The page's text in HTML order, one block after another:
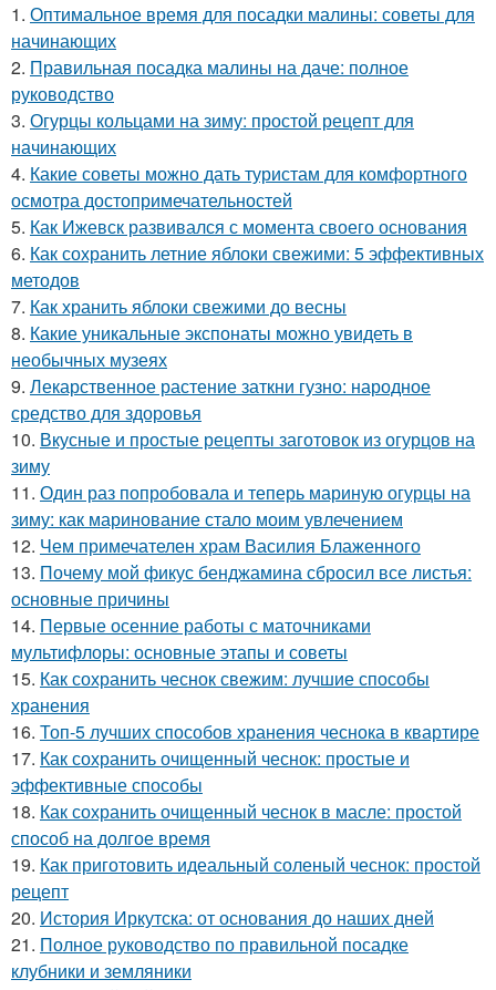
1. Оптимальное время для посадки малины: советы для
начинающих
2. Правильная посадка малины на даче: полное
руководство
3. Огурцы кольцами на зиму: простой рецепт для
начинающих
4. Какие советы можно дать туристам для комфортного
осмотра достопримечательностей
5. Как Ижевск развивался с момента своего основания
6. Как сохранить летние яблоки свежими: 5 эффективных
методов
7. Как хранить яблоки свежими до весны
8. Какие уникальные экспонаты можно увидеть в
необычных музеях
9. Лекарственное растение заткни гузно: народное
средство для здоровья
10. Вкусные и простые рецепты заготовок из огурцов на
зиму
11. Один раз попробовала и теперь мариную огурцы на
зиму: как маринование стало моим увлечением
12. Чем примечателен храм Василия Блаженного
13. Почему мой фикус бенджамина сбросил все листья:
основные причины
14. Первые осенние работы с маточниками
мультифлоры: основные этапы и советы
15. Как сохранить чеснок свежим: лучшие способы
хранения
16. Топ-5 лучших способов хранения чеснока в квартире
17. Как сохранить очищенный чеснок: простые и
эффективные способы
18. Как сохранить очищенный чеснок в масле: простой
способ на долгое время
19. Как приготовить идеальный соленый чеснок: простой
рецепт
20. История Иркутска: от основания до наших дней
21. Полное руководство по правильной посадке
клубники и земляники